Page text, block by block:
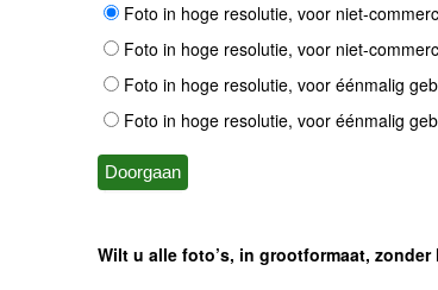
Foto in hoge resolutie, voor niet-
Foto in hoge resolutie, voor niet-
Foto in hoge resolutie, voor éénmalig
Foto in hoge resolutie, voor éénmalig
Wilt u alle foto’s, in grootformaat,